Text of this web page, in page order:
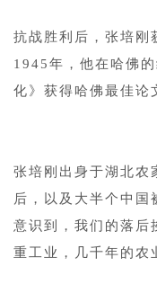
抗战胜利后，张培刚
1945年，他在哈佛
化》获得哈佛最佳论
张培刚出身于湖北农
后，以及大半个中国
意识到，我们的落后
重工业，几千年的农